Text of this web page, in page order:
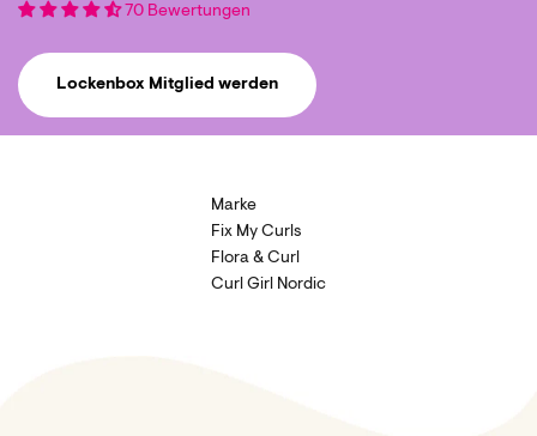
70 Bewertungen
Lockenbox Mitglied werden
Marke
Fix My Curls
Flora & Curl
Curl Girl Nordic